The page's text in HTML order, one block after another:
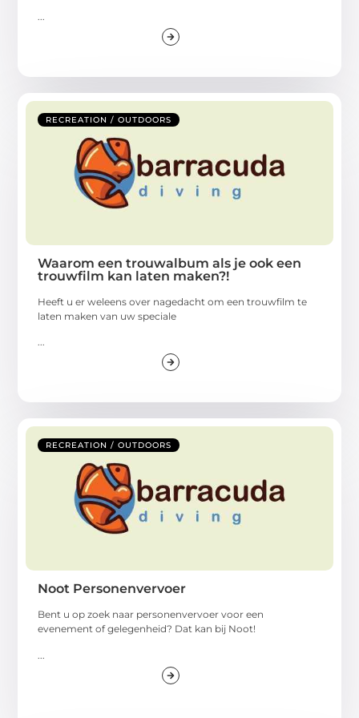
RECREATION / OUTDOORS
Waarom een trouwalbum als je ook een
trouwfilm kan laten maken?!
Heeft u er weleens over nagedacht om een trouwfilm te
laten maken van uw speciale
...
RECREATION / OUTDOORS
Noot Personenvervoer
Bent u op zoek naar personenvervoer voor een
evenement of gelegenheid? Dat kan bij Noot!